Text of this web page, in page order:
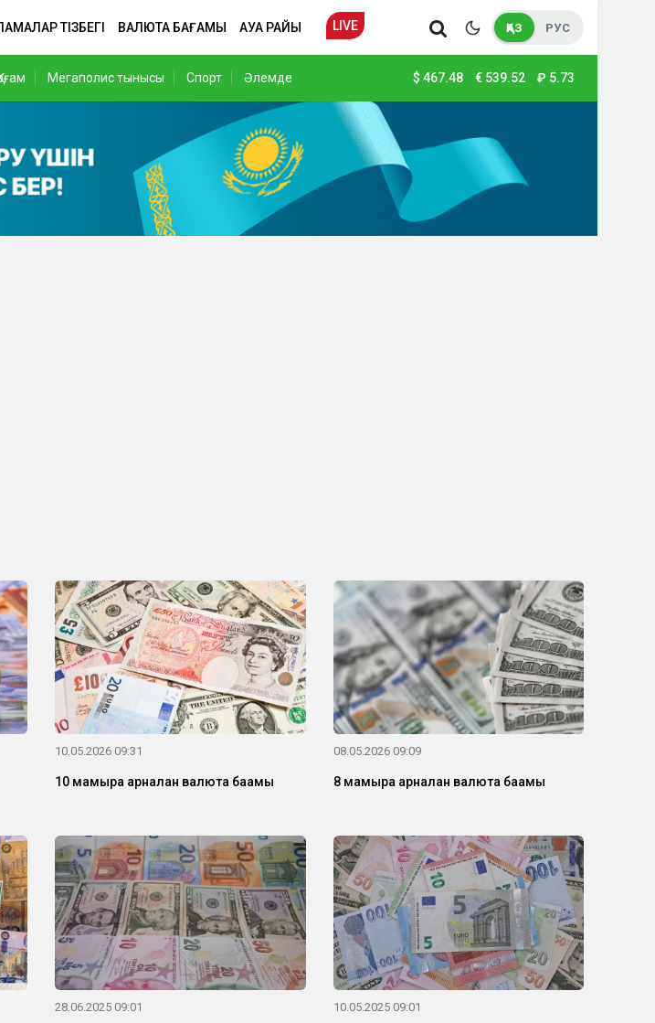
ТІЗБЕГІ ВАЛЮТА БАҒАМЫ АУА РАЙЫ LIVE ҚАЗ РУС
Мегаполис тынысы Спорт Әлемде $ 467.48 € 539.52 ₽ 5.73
10.05.2026 09:31
10 мамырға арналған валюта бағамы
08.05.2026 09:09
8 мамырға арналған валюта бағамы
28.06.2025 09:01 10.05.2025 09:01